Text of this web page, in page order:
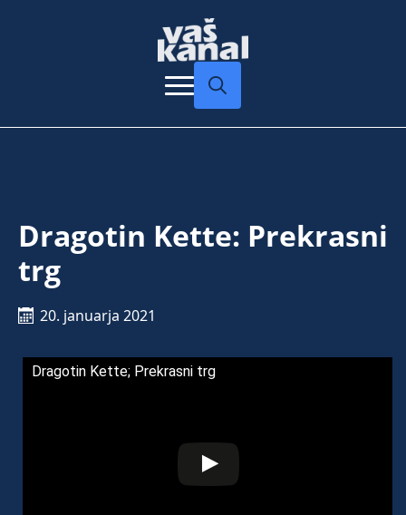
Dragotin Kette: Prekrasni
trg
20. januarja 2021
Dragotin Kette; Prekrasni trg